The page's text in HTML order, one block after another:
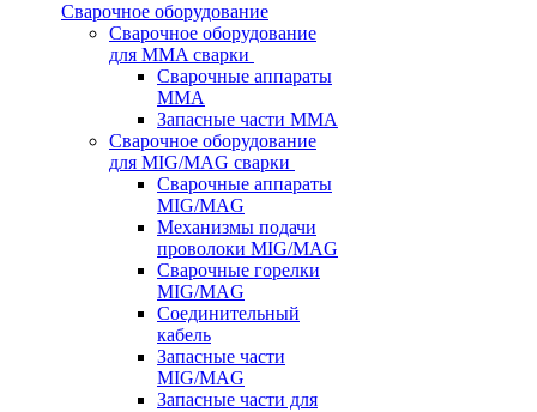
Сварочное оборудование
Сварочное оборудование
для MMA сварки
Сварочные аппараты
MMA
Запасные части MMA
Сварочное оборудование
для MIG/MAG сварки
Сварочные аппараты
MIG/MAG
Механизмы подачи
проволоки MIG/MAG
Сварочные горелки
MIG/MAG
Соединительный
кабель
Запасные части
MIG/MAG
Запасные части для